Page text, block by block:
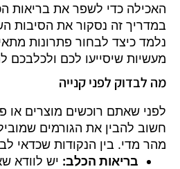
האכילה כדי לשפר את בריאות
במדריך זה נסקור את הסיבות
נלמד כיצד לבחור פתרונות
מעשיות שיסייעו לכם ולכלבכם
מה לבדוק לפני קנייה
לפני שאתם רוכשים מוצרים או
חשוב להבין את הגורמים
מהר מדי. בין הנקודות שכדאי
בריאות הכלב: יש לוודא